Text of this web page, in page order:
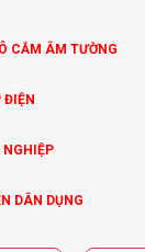
CẮM ÂM TƯỜNG
ĐIỆN
NGHIỆP
DÂN DỤNG